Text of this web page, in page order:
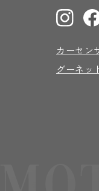
カーセン
グーネッ